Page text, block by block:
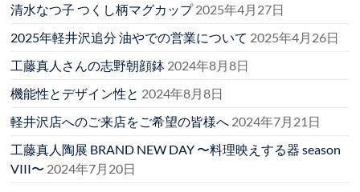
清水なつ子 つくし柄マグカップ2025年4月27日
2025年軽井沢追分 油やでの営業について 2025年4月26日
工藤真人さんの志野朝顔鉢 2024年8月8日
機能性とデザイン性と 2024年8月8日
軽井沢店へのご来店をご希望の皆様へ 2024年7月21日
工藤真人陶展 BRAND NEW DAY 〜料理映えする器 season
VIII〜 2024年7月20日